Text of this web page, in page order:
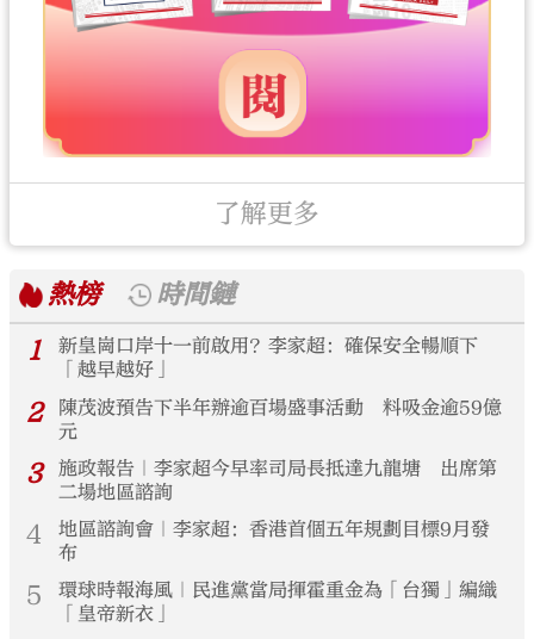
了解更多
熱榜
時間鏈
1
新皇崗口岸十一前啟用？李家超：確保安全暢順下
「越早越好」
2
陳茂波預告下半年辦逾百場盛事活動 料吸金逾59億
元
3
施政報告｜李家超今早率司局長抵達九龍塘 出席第
二場地區諮詢
4
地區諮詢會｜李家超：香港首個五年規劃目標9月發
布
5
環球時報海風｜民進黨當局揮霍重金為「台獨」編織
「皇帝新衣」